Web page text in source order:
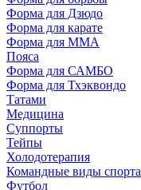
Форма для Дзюдо
Форма для карате
Форма для MMA
Пояса
Форма для САМБО
Форма для Тхэквондо
Татами
Медицина
Суппорты
Тейпы
Холодотерапия
Командные виды спорта
Футбол